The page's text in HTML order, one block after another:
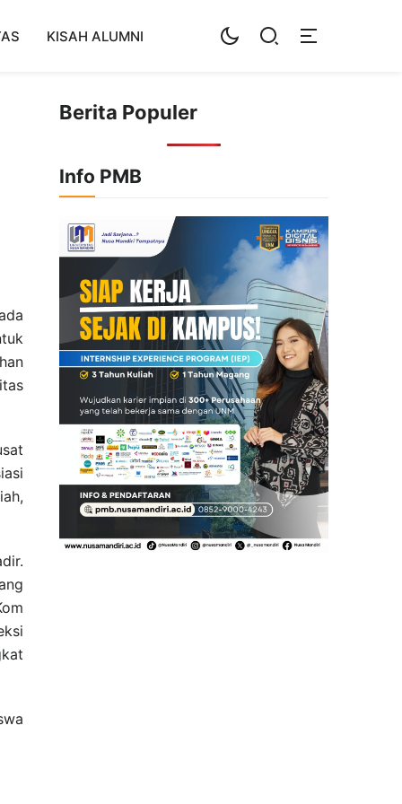
KISAH ALUMNI
Berita Populer
Info PMB